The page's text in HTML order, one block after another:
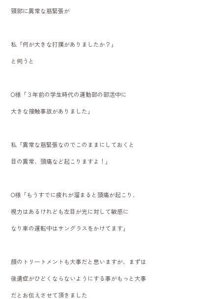
頸部に異常な筋緊張が
私「何が大きな打撲がありましたか？」
と伺うと
O様「３年前の学生時代の運動部の部活中に
大きな接触事故がありました」
私「異常な筋緊張なのでこのままにしておくと
目の異常、頭痛など起こりますよ！」
O様「もうすでに疲れが溜まると頭痛が起こり、
視力はあるけれども左目が光に対して敏感に
なり車の運転中はサングラスをかけてます」
顔のトリートメントも大事だと思いますが、まずは
後遺症がひどくならないようにする事がもっと大事
だとお伝えさせて頂きました